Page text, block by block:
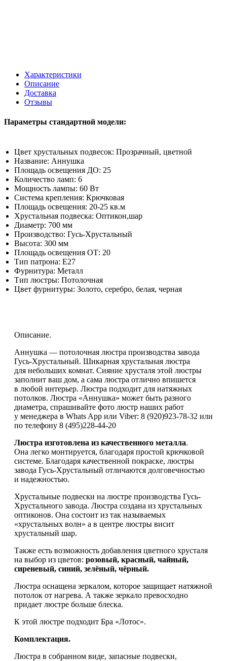
Характеристики
Описание
Доставка
Отзывы
Параметры стандартной модели:
Цвет хрустальных подвесок: Прозрачный, цветной
Название: Аннушка
Площадь освещения ДО: 25
Количество ламп: 6
Мощность лампы: 60 Вт
Система крепления: Крючковая
Площадь освещения: 20-25 кв.м
Хрустальная подвеска: Оптикон,шар
Диаметр: 700 мм
Производство: Гусь-Хрустальный
Высота: 300 мм
Площадь освещения ОТ: 20
Тип патрона: Е27
Фурнитура: Металл
Тип люстры: Потолочная
Цвет фурнитуры: Золото, серебро, белая, черная
Описание.
Аннушка — потолочная люстра производства завода
Гусь-Хрустальный. Шикарная хрустальная люстра
для небольших комнат. Сияние хрусталя этой люстры
заполнит ваш дом, а сама люстра отлично впишется
в любой интерьер. Люстра подходит для натяжных
потолков. Люстра «Аннушка» может быть разного
диаметра, спрашивайте фото люстр наших работ
у менеджера в Whats App или Viber: 8 (920)923-78-32 или
по телефону 8 (495)228-44-20
Люстра изготовлена из качественного металла.
Она легко монтируется, благодаря простой крючковой
системе. Благодаря качественной покраске, люстры
завода Гусь-Хрустальный отличаются долговечностью
и надежностью.
Хрустальные подвески на люстре производства Гусь-
Хрустального завода. Люстра создана из хрустальных
оптиконов. Она состоит из так называемых
«хрустальных волн» а в центре люстры висит
хрустальный шар.
Также есть возможность добавления цветного хрусталя
на выбор из цветов: розовый, красный, чайный,
сиреневый, синий, зелёный, чёрный.
Люстра оснащена зеркалом, которое защищает натяжной
потолок от нагрева. А также зеркало превосходно
придает люстре больше блеска.
К этой люстре подходит Бра «Лотос».
Комплектация.
Люстра в собранном виде, запасные подвески,